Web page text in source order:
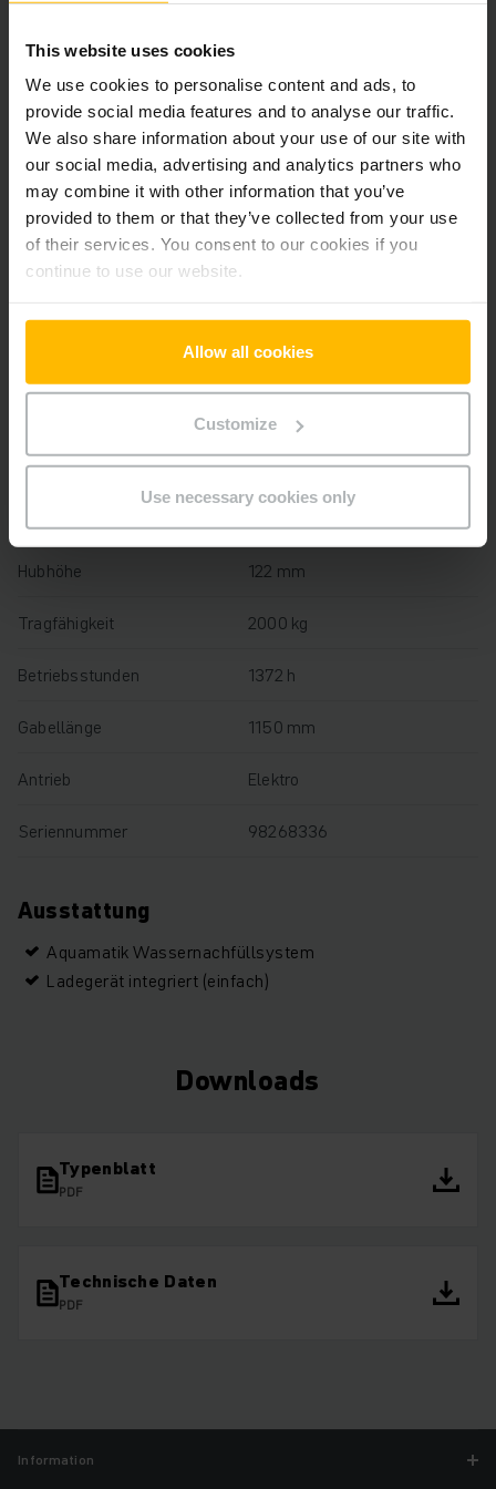
This website uses cookies
We use cookies to personalise content and ads, to
provide social media features and to analyse our traffic.
We also share information about your use of our site with
our social media, advertising and analytics partners who
may combine it with other information that you’ve
provided to them or that they’ve collected from your use
of their services. You consent to our cookies if you
continue to use our website.
Allow all cookies
Customize
Use necessary cookies only
Produktinformationen
Der folgende Abschnitt bietet eine umfassende
Zusammenfassung der technischen Spezifikationen und
Ausstattungen des Fahrzeugs.
Blei-Säure, 24 V / 150 Ah
Ja, 24 V / 25 A
Batterie Baujahr 2025
Hubhöhe 122 mm
Tragfähigkeit 2000 kg
Betriebsstunden 1372 h
Gabellänge 1150 mm
Antrieb Elektro
Seriennummer 98268336
Ausstattung
Aquamatik Wassernachfüllsystem
Ladegerät integriert (einfach)
Downloads
Typenblatt
PDF
Technische Daten
PDF
Information